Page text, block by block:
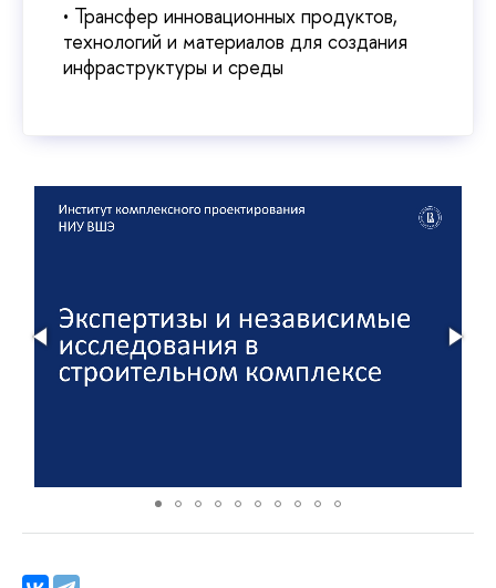
• Трансфер инновационных продуктов,
технологий и материалов для создания
инфраструктуры и среды